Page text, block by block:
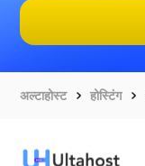
अल्टाहोस्ट होस्टिंग